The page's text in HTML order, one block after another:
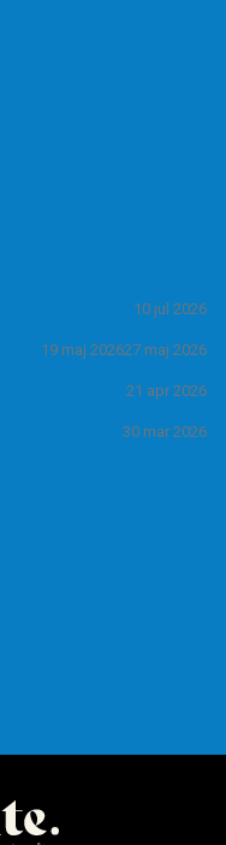
10 jul 2026
27 maj 2026
19 maj 2026
21 apr 2026
30 mar 2026